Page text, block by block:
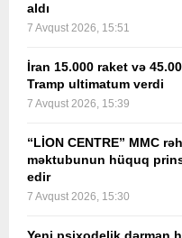
aldı
7 Avqust 2026, 15:51
İran 15.000 raket və
Tramp ultimatum verdi
7 Avqust 2026, 15:39
“LİON CENTRE” MMC
məktubunun hüquq
edir
7 Avqust 2026, 15:30